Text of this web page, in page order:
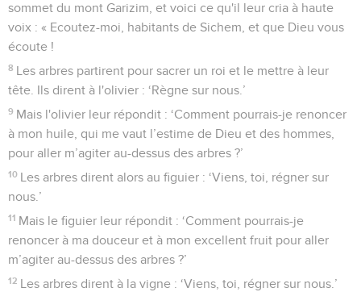
sommet du mont Garizim, et voici ce qu'il leur cria à haute
voix : « Ecoutez-moi, habitants de Sichem, et que Dieu vous
écoute !
8 Les arbres partirent pour sacrer un roi et le mettre à leur
tête. Ils dirent à l'olivier : ‘Règne sur nous.’
9 Mais l'olivier leur répondit : ‘Comment pourrais-je renoncer
à mon huile, qui me vaut l’estime de Dieu et des hommes,
pour aller m’agiter au-dessus des arbres ?’
10 Les arbres dirent alors au figuier : ‘Viens, toi, régner sur
nous.’
11 Mais le figuier leur répondit : ‘Comment pourrais-je
renoncer à ma douceur et à mon excellent fruit pour aller
m’agiter au-dessus des arbres ?’
12 Les arbres dirent à la vigne : ‘Viens, toi, régner sur nous.’